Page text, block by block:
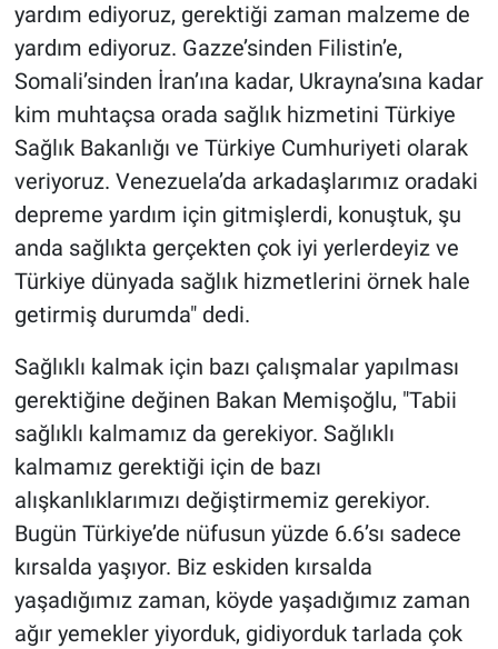
yardım ediyoruz, gerektiği zaman malzeme de
yardım ediyoruz. Gazze’sinden Filistin’e,
Somali’sinden İran’ına kadar, Ukrayna’sına kadar
kim muhtaçsa orada sağlık hizmetini Türkiye
Sağlık Bakanlığı ve Türkiye Cumhuriyeti olarak
veriyoruz. Venezuela’da arkadaşlarımız oradaki
depreme yardım için gitmişlerdi, konuştuk, şu
anda sağlıkta gerçekten çok iyi yerlerdeyiz ve
Türkiye dünyada sağlık hizmetlerini örnek hale
getirmiş durumda" dedi.
Sağlıklı kalmak için bazı çalışmalar yapılması
gerektiğine değinen Bakan Memişoğlu, "Tabii
sağlıklı kalmamız da gerekiyor. Sağlıklı
kalmamız gerektiği için de bazı
alışkanlıklarımızı değiştirmemiz gerekiyor.
Bugün Türkiye’de nüfusun yüzde 6.6’sı sadece
kırsalda yaşıyor. Biz eskiden kırsalda
yaşadığımız zaman, köyde yaşadığımız zaman
ağır yemekler yiyorduk, gidiyorduk tarlada çok